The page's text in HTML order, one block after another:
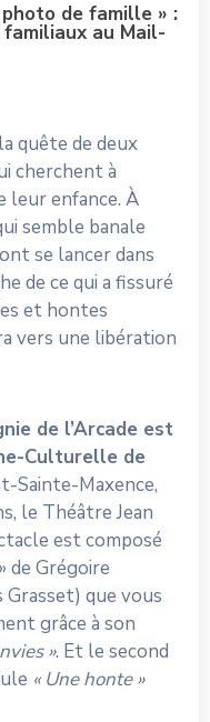
de famille » :
au Mail-
quête de deux
cherchent à
leur enfance. À
semble banale
se lancer dans
de ce qui a fissuré
et hontes
vers une libération
de l’Arcade est
Culturelle de
Sainte-Maxence,
le Théâtre Jean
est composé
de Grégoire
que vous
grâce à son
». Et le second
« Une honte »